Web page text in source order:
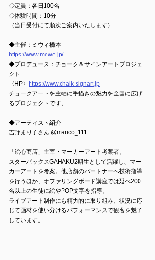
◇定員：各日100名
◇体験時間：10分
（当日受付にて順次ご案内いたします）
◆主催：ミウィ橋本
https://www.mewe.jp/
◆プロデュース：チョーク＆サインアートプロジェ
クト
〈HP〉
https://www.chalk-signart.jp
チョークアートを主軸に手描きの魅力を全国に広げ
るプロジェクトです。
◆アーティスト紹介
吉野まり子さん @marico_111
「絵心商店」主宰・マーカーアート考案者。
スターバックスGAHAKU2期生として活躍し、マー
カーアートを考案。他店舗のパートナーへ技術指導
を行うほか、オファリングボード講座では延べ200
名以上の生徒に絵やPOP文字を指導。
ライブアート制作にも精力的に取り組み、状況に応
じて画材を使い分けるパフォーマンスで観客を魅了
しています。